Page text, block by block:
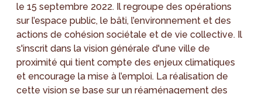
le 15 septembre 2022. Il regroupe des opérations
sur l’espace public, le bâti, l’environnement et des
actions de cohésion sociétale et de vie collective. Il
s'inscrit dans la vision générale d'une ville de
proximité qui tient compte des enjeux climatiques
et encourage la mise à l’emploi. La réalisation de
cette vision se base sur un réaménagement des